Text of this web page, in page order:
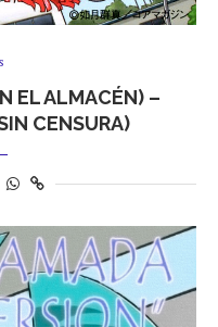
EL ALMACÉN) –
CENSURA)